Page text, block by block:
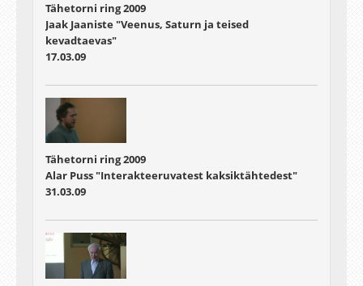
Tähetorni ring 2009
Jaak Jaaniste "Veenus, Saturn ja teised
kevadtaevas"
17.03.09
Tähetorni ring 2009
Alar Puss "Interakteeruvatest kaksiktähtedest"
31.03.09